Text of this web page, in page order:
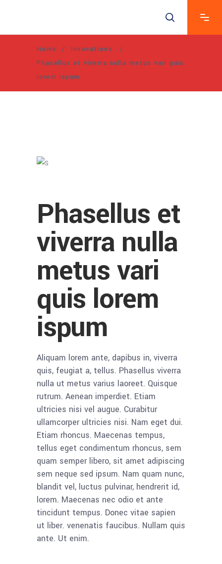
Home / Innovations
/
Phasellus et viverra nulla metus vari quis
lorem ispum
Phasellus et
viverra nulla
metus vari
quis lorem
ispum
Aliquam lorem ante, dapibus in, viverra
quis, feugiat a, tellus. Phasellus viverra
nulla ut metus varius laoreet. Quisque
rutrum. Aenean imperdiet. Etiam
ultricies nisi vel augue. Curabitur
ullamcorper ultricies nisi. Nam eget dui.
Etiam rhoncus. Maecenas tempus,
tellus eget condimentum rhoncus, sem
quam semper libero, sit amet adipiscing
sem neque sed ipsum. Nam quam nunc,
blandit vel, luctus pulvinar, hendrerit id,
lorem. Maecenas nec odio et ante
tincidunt tempus. Donec vitae sapien
ut liber. venenatis faucibus. Nullam quis
ante. Ut enim.